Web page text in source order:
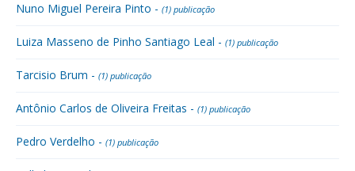
Nuno Miguel Pereira Pinto - (1) publicação
Luiza Masseno de Pinho Santiago Leal - (1) publicação
Tarcisio Brum - (1) publicação
Antônio Carlos de Oliveira Freitas - (1) publicação
Pedro Verdelho - (1) publicação